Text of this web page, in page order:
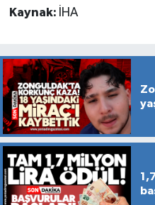
Kaynak: İHA